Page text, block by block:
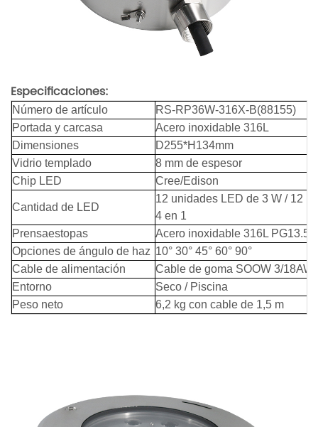
Especificaciones:
Número de artículo
RS-RP36W-316X-B(88155)
Portada y carcasa
Acero inoxidable 316L
Dimensiones
D255*H134mm
Vidrio templado
8 mm de espesor
Chip LED
Cree/Edison
Cantidad de LED
12 unidades LED de 3 W / 12
4 en 1
Prensaestopas
Acero inoxidable 316L PG13.5
Opciones de ángulo de haz 10° 30° 45° 60° 90°
Cable de alimentación
Cable de goma SOOW 3/
Entorno
Seco / Piscina
Peso neto
6,2 kg con cable de 1,5 m